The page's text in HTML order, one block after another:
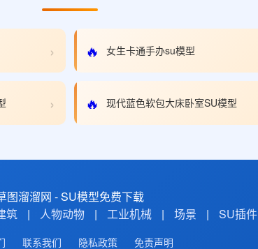
› 🔥 女生卡通手办su模型
› 🔥 现代蓝色软包大床卧室SU模型
图溜溜网 - SU模型免费下载
筑 | 人物动物 | 工业机械 | 场景 | SU插件
联系我们 隐私政策 免责声明